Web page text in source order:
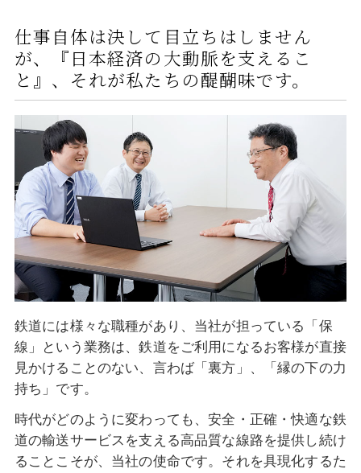
仕事自体は決して目立ちはしません
が、
『日本経済の大動脈を支えるこ
と』、それが私たちの醍醐味です。
鉄道には様々な職種があり、当社が担っている「保
線」という業務は、鉄道をご利用になるお客様が直接
見かけることのない、言わば「裏方」、「縁の下の力
持ち」です。
時代がどのように変わっても、安全・正確・快適な鉄
道の輸送サービスを支える高品質な線路を提供し続け
ることこそが、当社の使命です。それを具現化するた